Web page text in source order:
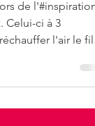
de l'#inspiration
l'air. C'est